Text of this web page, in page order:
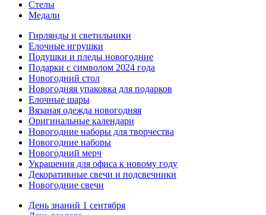
Стелы
Медали
Гирлянды и светильники
Елочные игрушки
Подушки и пледы новогодние
Подарки с символом 2024 года
Новогодний стол
Новогодняя упаковка для подарков
Елочные шары
Вязаная одежда новогодняя
Оригинальные календари
Новогодние наборы для творчества
Новогодние наборы
Новогодний мерч
Украшения для офиса к новому году
Декоративные свечи и подсвечники
Новогодние свечи
День знаний 1 сентября